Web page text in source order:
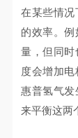
在某些情况
的效率。
量，但同
度会增加
惠普氢气发
来平衡这两